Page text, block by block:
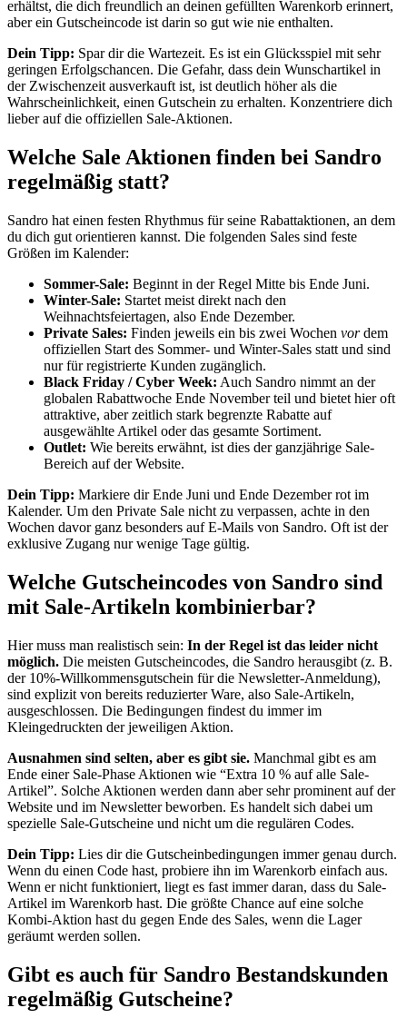
erhältst, die dich freundlich an deinen gefüllten Warenkorb erinnert,
aber ein Gutscheincode ist darin so gut wie nie enthalten.
Dein Tipp: Spar dir die Wartezeit. Es ist ein Glücksspiel mit sehr
geringen Erfolgschancen. Die Gefahr, dass dein Wunschartikel in
der Zwischenzeit ausverkauft ist, ist deutlich höher als die
Wahrscheinlichkeit, einen Gutschein zu erhalten. Konzentriere dich
lieber auf die offiziellen Sale-Aktionen.
Welche Sale Aktionen finden bei Sandro
regelmäßig statt?
Sandro hat einen festen Rhythmus für seine Rabattaktionen, an dem
du dich gut orientieren kannst. Die folgenden Sales sind feste
Größen im Kalender:
Sommer-Sale: Beginnt in der Regel Mitte bis Ende Juni.
Winter-Sale: Startet meist direkt nach den
Weihnachtsfeiertagen, also Ende Dezember.
Private Sales: Finden jeweils ein bis zwei Wochen vordem
offiziellen Start des Sommer- und Winter-Sales statt und sind
nur für registrierte Kunden zugänglich.
Black Friday / Cyber Week: Auch Sandro nimmt an der
globalen Rabattwoche Ende November teil und bietet hier oft
attraktive, aber zeitlich stark begrenzte Rabatte auf
ausgewählte Artikel oder das gesamte Sortiment.
Outlet: Wie bereits erwähnt, ist dies der ganzjährige Sale-
Bereich auf der Website.
Dein Tipp: Markiere dir Ende Juni und Ende Dezember rot im
Kalender. Um den Private Sale nicht zu verpassen, achte in den
Wochen davor ganz besonders auf E-Mails von Sandro. Oft ist der
exklusive Zugang nur wenige Tage gültig.
Welche Gutscheincodes von Sandro sind
mit Sale-Artikeln kombinierbar?
Hier muss man realistisch sein: In der Regel ist das leider nicht
möglich. Die meisten Gutscheincodes, die Sandro herausgibt (z. B.
der 10%-Willkommensgutschein für die Newsletter-Anmeldung),
sind explizit von bereits reduzierter Ware, also Sale-Artikeln,
ausgeschlossen. Die Bedingungen findest du immer im
Kleingedruckten der jeweiligen Aktion.
Ausnahmen sind selten, aber es gibt sie. Manchmal gibt es am
Ende einer Sale-Phase Aktionen wie “Extra 10 % auf alle Sale-
Artikel”. Solche Aktionen werden dann aber sehr prominent auf der
Website und im Newsletter beworben. Es handelt sich dabei um
spezielle Sale-Gutscheine und nicht um die regulären Codes.
Dein Tipp: Lies dir die Gutscheinbedingungen immer genau durch.
Wenn du einen Code hast, probiere ihn im Warenkorb einfach aus.
Wenn er nicht funktioniert, liegt es fast immer daran, dass du Sale-
Artikel im Warenkorb hast. Die größte Chance auf eine solche
Kombi-Aktion hast du gegen Ende des Sales, wenn die Lager
geräumt werden sollen.
Gibt es auch für Sandro Bestandskunden
regelmäßig Gutscheine?